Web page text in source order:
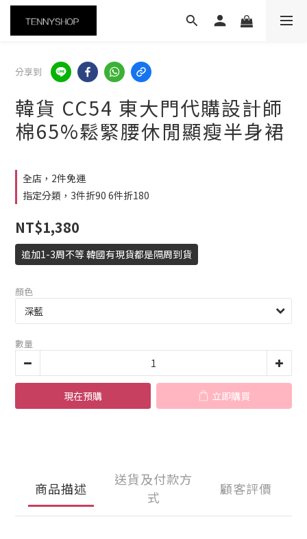
分享到
韓貨 CC54 東大門代購設計師
棉65%鬆緊腰休閒顯瘦半身裙
全店，2件免運
指定分類，3件折90 6件折180
NT$1,380
追加1-3周不等 韓國有現貨都是隔周到貨
顏色
數量
現在預購 立即購買
商品描述
送貨及付款方
式
顧客評價